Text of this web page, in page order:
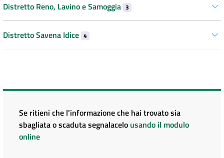
Distretto Reno, Lavino e Samoggia 3
Distretto Savena Idice 4
Se ritieni che l'informazione che hai trovato sia
sbagliata o scaduta segnalacelo usando il modulo
online